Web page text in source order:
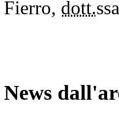
Fierro, dott.
News